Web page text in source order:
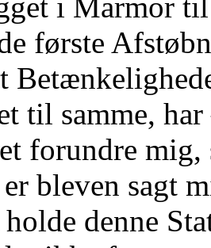
første
til samme,
forundre
bleven sagt
denne